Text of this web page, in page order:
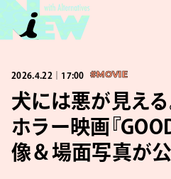
2026.4.22｜17:00 #MOVIE
犬には悪が見え
ホラー映画『
像＆場面写真が